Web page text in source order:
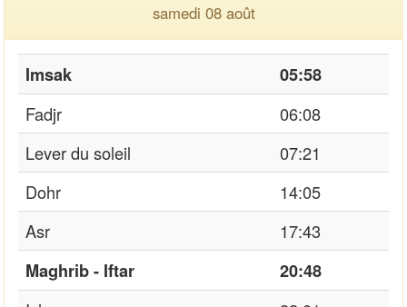
samedi 08 août
Imsak
05:58
Fadjr
06:08
Lever du soleil
07:21
Dohr
14:05
Asr
17:43
Maghrib - Iftar
20:48